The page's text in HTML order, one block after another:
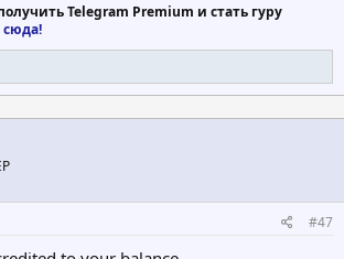
Telegram Premium и стать гуру
#47